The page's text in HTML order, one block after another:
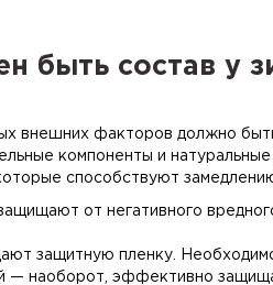
быть состав у
внешних факторов должно
компоненты и натуральные
способствуют
от негативного
защитную пленку.
— наоборот, эффективно